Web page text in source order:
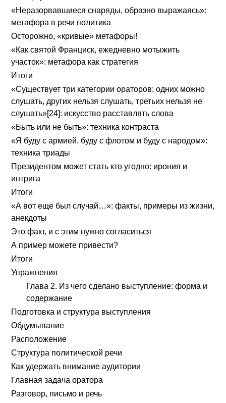
«Неразорвавшиеся снаряды, образно выражаясь»:
метафора в речи политика
Осторожно, «кривые» метафоры!
«Как святой Франциск, ежедневно мотыжить
участок»: метафора как стратегия
Итоги
«Существует три категории ораторов: одних можно
слушать, других нельзя слушать, третьих нельзя не
слушать»[24]: искусство расставлять слова
«Быть или не быть»: техника контраста
«Я буду с армией, буду с флотом и буду с народом»:
техника триады
Президентом может стать кто угодно: ирония и
интрига
Итоги
«А вот еще был случай…»: факты, примеры из жизни,
анекдоты
Это факт, и с этим нужно согласиться
А пример можете привести?
Итоги
Упражнения
Глава 2. Из чего сделано выступление: форма и
содержание
Подготовка и структура выступления
Обдумывание
Расположение
Структура политической речи
Как удержать внимание аудитории
Главная задача оратора
Разговор, письмо и речь